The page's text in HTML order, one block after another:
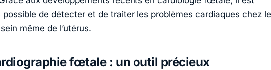
possible de détecter et de traiter les problèmes cardiaques chez le
même de l’utérus.
fœtale : un outil précieux